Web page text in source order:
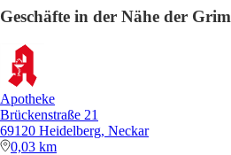
Geschäfte in der Nähe der
Apotheke
Brückenstraße 21
69120 Heidelberg, Neckar
0,03 km